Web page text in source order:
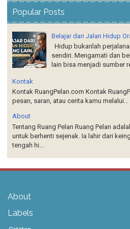
Popular Posts
Belajar dari Jalan Hidup
Hidup bukanlah
sendiri. Mengamati dan
lain bisa menjadi sumber
Kontak
Kontak RuangPelan.com Kontak
pesan, saran, atau cerita kamu melalui...
About
Tentang Ruang Pelan Ruang Pelan
untuk berhenti sejenak. Ia lahir dari
tengah hi...
About
Labels